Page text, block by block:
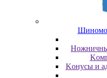
Koнуcы и